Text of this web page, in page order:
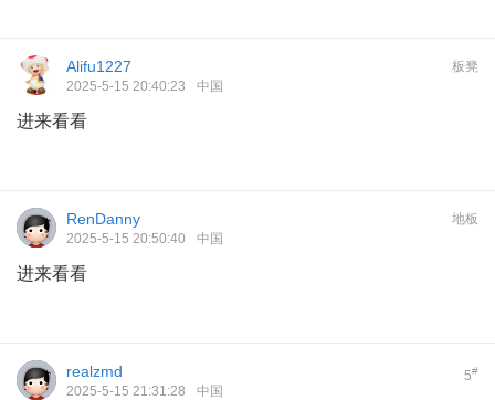
板凳
Alifu1227
2025-5-15 20:40:23 中国
进来看看
地板
RenDanny
2025-5-15 20:50:40 中国
进来看看
5#
realzmd
2025-5-15 21:31:28 中国